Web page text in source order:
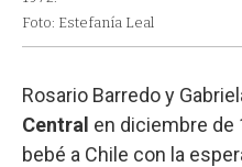
Foto: Estefanía Leal
Rosario Barredo y
Central en diciembre de
bebé a Chile con la